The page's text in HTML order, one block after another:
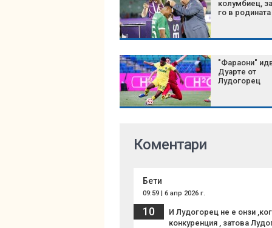
колумбиец,
го в
"Фараони"
Дуарте от
Лудогорец
Коментари
Бети
09:59 | 6 апр 2026 г.
10
И Лудогорец не е онзи
конкуренция , затова